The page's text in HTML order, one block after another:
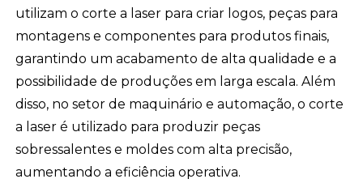
utilizam o corte a laser para criar logos, peças para
montagens e componentes para produtos finais,
garantindo um acabamento de alta qualidade e a
possibilidade de produções em larga escala. Além
disso, no setor de maquinário e automação, o corte
a laser é utilizado para produzir peças
sobressalentes e moldes com alta precisão,
aumentando a eficiência operativa.